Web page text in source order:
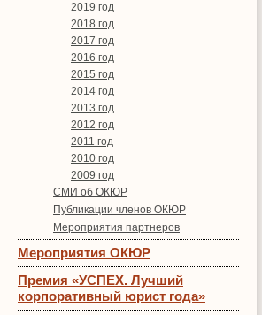
2019 год
2018 год
2017 год
2016 год
2015 год
2014 год
2013 год
2012 год
2011 год
2010 год
2009 год
СМИ об ОКЮР
Публикации членов ОКЮР
Мероприятия партнеров
Мероприятия ОКЮР
Премия «УСПЕХ. Лучший
корпоративный юрист года»